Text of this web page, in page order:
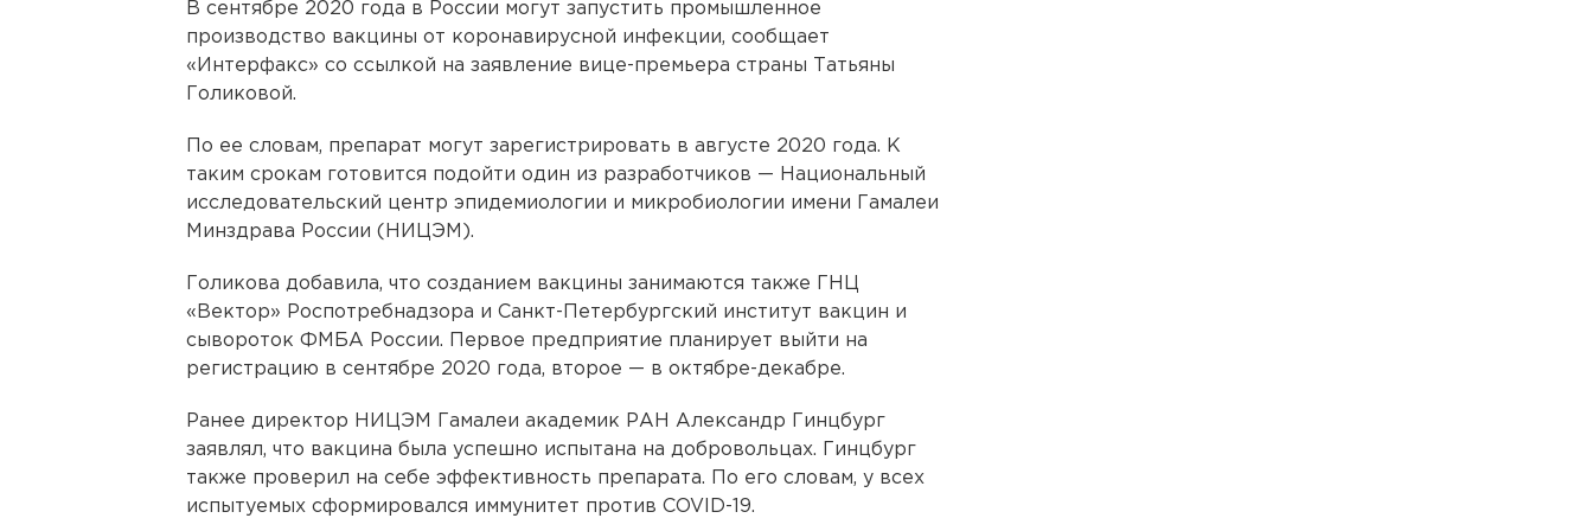
В сентябре 2020 года в России могут запустить промышленное
производство вакцины от коронавирусной инфекции, сообщает
«Интерфакс» со ссылкой на заявление вице-премьера страны Татьяны
Голиковой.
По ее словам, препарат могут зарегистрировать в августе 2020 года. К
таким срокам готовится подойти один из разработчиков — Национальный
исследовательский центр эпидемиологии и микробиологии имени Гамалеи
Минздрава России (НИЦЭМ).
Голикова добавила, что созданием вакцины занимаются также ГНЦ
«Вектор» Роспотребнадзора и Санкт-Петербургский институт вакцин и
сывороток ФМБА России. Первое предприятие планирует выйти на
регистрацию в сентябре 2020 года, второе — в октябре-декабре.
Ранее директор НИЦЭМ Гамалеи академик РАН Александр Гинцбург
заявлял, что вакцина была успешно испытана на добровольцах. Гинцбург
также проверил на себе эффективность препарата. По его словам, у всех
испытуемых сформировался иммунитет против COVID-19.